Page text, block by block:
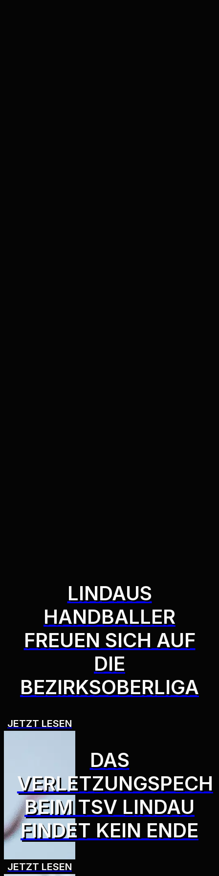
LINDAUS
HANDBALLER
FREUEN SICH AUF
DIE
BEZIRKSOBERLIGA
JETZT LESEN
DAS
VERLETZUNGSPECH
BEIM TSV LINDAU
FINDET KEIN ENDE
JETZT LESEN